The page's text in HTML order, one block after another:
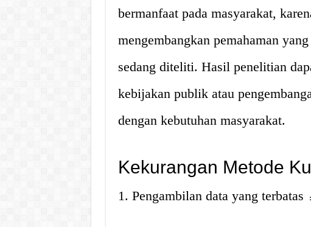
bermanfaat pada masyarakat,
mengembangkan pemahaman
sedang diteliti. Hasil penelitian
kebijakan publik atau
dengan kebutuhan masyarakat.
Kekurangan Metode
1. Pengambilan data yang terbatas